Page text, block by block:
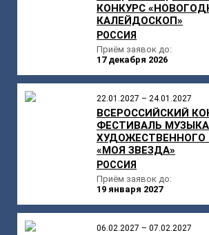
КОНКУРС
КАЛЕЙДОСКОП»
РОССИЯ
Приём заявок до:
17 декабря 2026
22.01.2027 – 24.01.2027
ВСЕРОССИЙСКИЙ
ФЕСТИВАЛЬ
ХУДОЖЕСТВЕННОГО
«МОЯ ЗВЕЗДА»
РОССИЯ
Приём заявок до:
19 января 2027
06.02.2027 – 07.02.2027